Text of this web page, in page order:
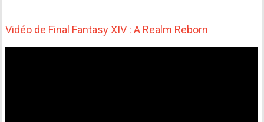
Vidéo de Final Fantasy XIV : A Realm Reborn